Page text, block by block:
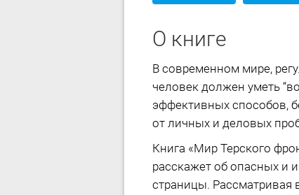
О книге
В современном мире,
человек должен уметь
эффективных способов,
от личных и деловых
Книга «Мир Терского
расскажет об опасных и
страницы. Рассматривая